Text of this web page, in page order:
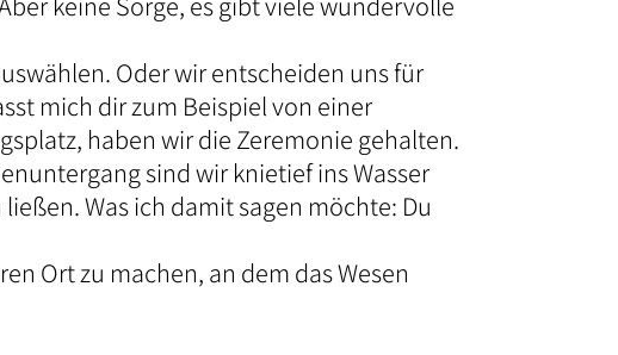
Oder wir entscheiden uns für
mich dir zum Beispiel von einer
haben wir die Zeremonie gehalten.
sind wir knietief ins Wasser
Was ich damit sagen möchte: Du
Ort zu machen, an dem das Wesen